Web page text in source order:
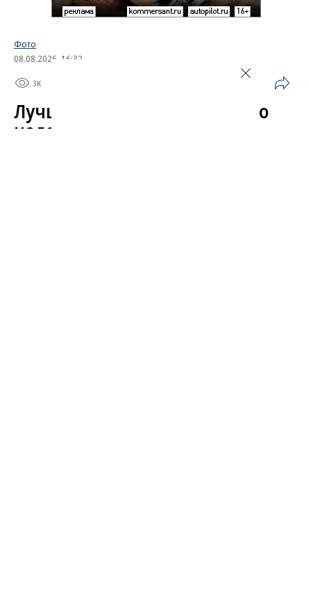
Фото
08.08.2026, 16:32
3K
Лучшие автомобильные фото
недели